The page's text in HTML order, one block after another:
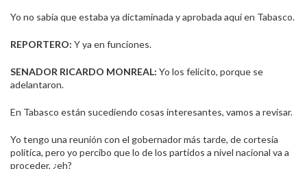
Yo no sabía que estaba ya dictaminada y aprobada aquí en Tabasco.
REPORTERO: Y ya en funciones.
SENADOR RICARDO MONREAL: Yo los felicito, porque se
adelantaron.
En Tabasco están sucediendo cosas interesantes, vamos a revisar.
Yo tengo una reunión con el gobernador más tarde, de cortesía
política, pero yo percibo que lo de los partidos a nivel nacional va a
proceder, ¿eh?